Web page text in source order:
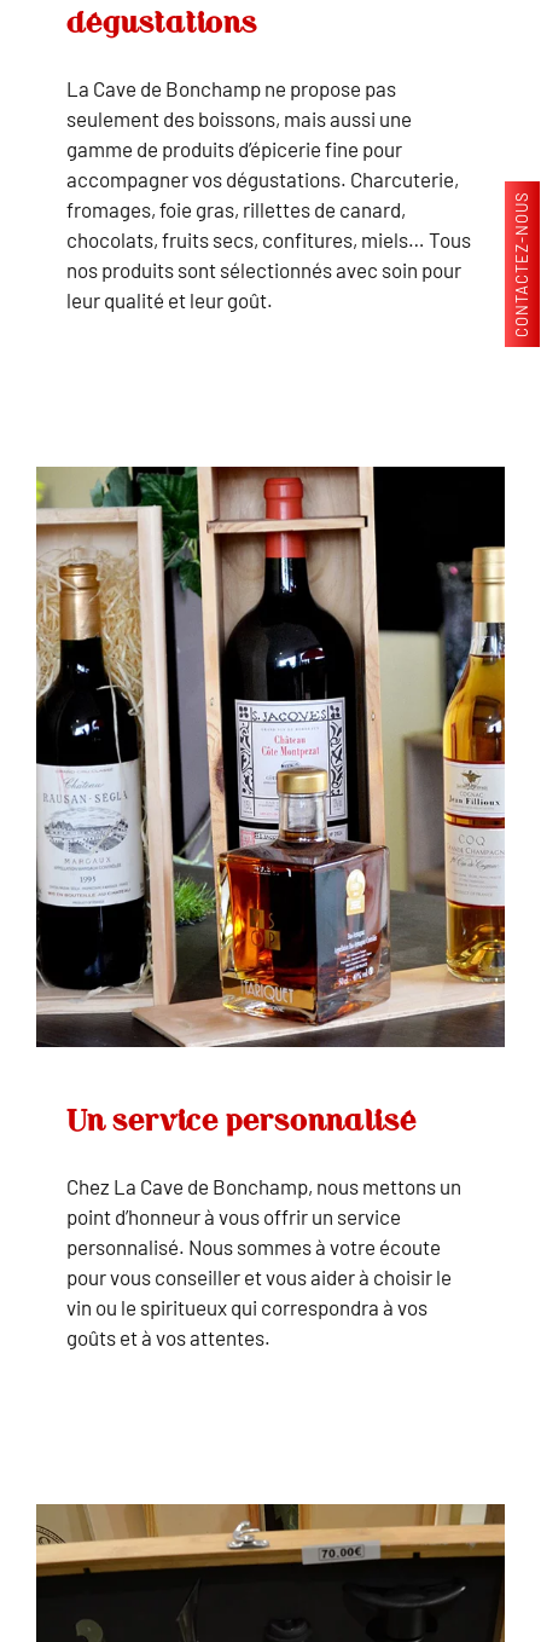
dégustations
La Cave de Bonchamp ne propose pas
seulement des boissons, mais aussi une
gamme de produits d’épicerie fine pour
accompagner vos dégustations. Charcuterie,
fromages, foie gras, rillettes de canard,
chocolats, fruits secs, confitures, miels… Tous
nos produits sont sélectionnés avec soin pour
leur qualité et leur goût.
Un service personnalisé
Chez La Cave de Bonchamp, nous mettons un
point d’honneur à vous offrir un service
personnalisé. Nous sommes à votre écoute
pour vous conseiller et vous aider à choisir le
vin ou le spiritueux qui correspondra à vos
goûts et à vos attentes.
CONTACTEZ-NOUS